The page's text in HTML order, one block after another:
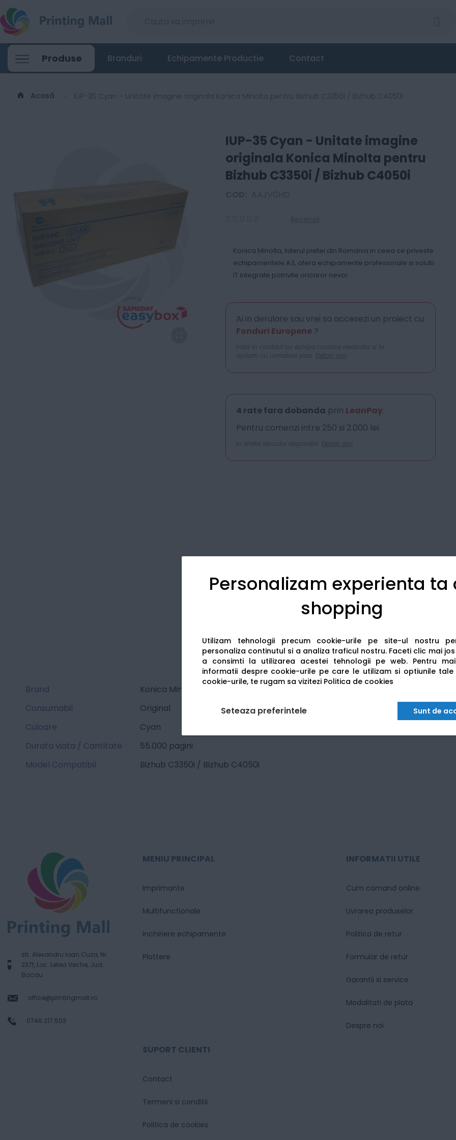
Personalizam experienta ta
shopping
Utilizam tehnologii precum cookie-urile pe site-ul nostru
personaliza continutul si a analiza traficul nostru. Faceti clic mai
a consimti la utilizarea acestei tehnologii pe web. Pentru
informatii despre cookie-urile pe care le utilizam si optiunile tale
cookie-urile, te rugam sa vizitezi Politica de cookies
Seteaza preferintele Sunt de
Produse Branduri Echipamente Productie Contact
Acasă IUP-35 Cyan - Unitate imagine originala Konica Minolta pentru Bizhub C3350i / Bizhub C4050i
IUP-35 Cyan - Unitate imagine
originala Konica Minolta pentru
Bizhub C3350i / Bizhub C4050i
Konica Minolta, liderul pietei din Romania in ceea ce priveste
echipamentele A3, ofera echipamente profesionale si solutii
IT integrate potrivite oricaror nevoi.
Ai in derulare sau vrei sa accesezi un proiect cu
Fonduri Europene?
Intra in contact cu echipa noastra dedicata si te
ajutam cu urmatorii pasi. Detalii aici
4 rate fara dobanda prin LeanPay.
Pentru comenzi intre 250 si 2.000 lei.
In limita stocului disponibil. Detalii aici
IUP-35 Cyan - Unitate imagine originala Konica Minolta pentru Bizhub C3350i / Bizhub C4050i
1083 00Lei
Brand
Konica Minolta
Consumabil
Original
Culoare
Cyan
Durata viata / Cantitate
55.000 pagini
Model Compatibil
Bizhub C3350i / Bizhub C4050i
str. Alexandru Ioan Cuza, Nr.
237f, Loc. Letea Veche, Jud.
Bacau
office@printingmall.ro
0746.217.503
MENIU PRINCIPAL
Imprimante
Multifunctionale
Inchiriere echipamente
Plottere
INFORMATII UTILE
Cum comand online
Livrarea produselor
Politica de retur
Formular de retur
Garantii si service
Modalitati de plata
Despre noi
SUPORT CLIENTI
Contact
Termeni si conditii
Politica de cookies